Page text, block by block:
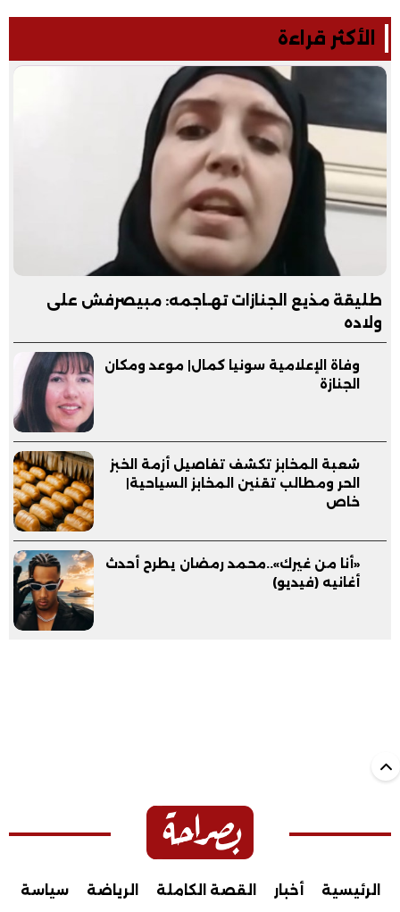
الأكثر قراءة
طليقة مذيع الجنازات تهـاجمه: مبيصرفش على
ولاده
وفاة الإعلامية سونيا كمال| موعد ومكان
الجنازة
شعبة المخابز تكشف تفاصيل أزمة الخبز
الحر ومطالب تقنين المخابز السياحية|
خاص
«أنا من غيرك»..محمد رمضان يطرح أحدث
أغانيه (فيديو)
الرئيسية أخبار القصة الكاملة الرياضة سياسة